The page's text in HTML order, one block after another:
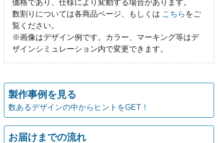
価格であり、仕様により変動する場合があります。
数割りについては各商品ページ、もしくは こちら をご
覧ください。
※画像はデザイン例です。カラー、マーキング等はデ
ザインシミュレーション内で変更できます。
製作事例を見る
数あるデザインの中からヒントをGET！
お届けまでの流れ